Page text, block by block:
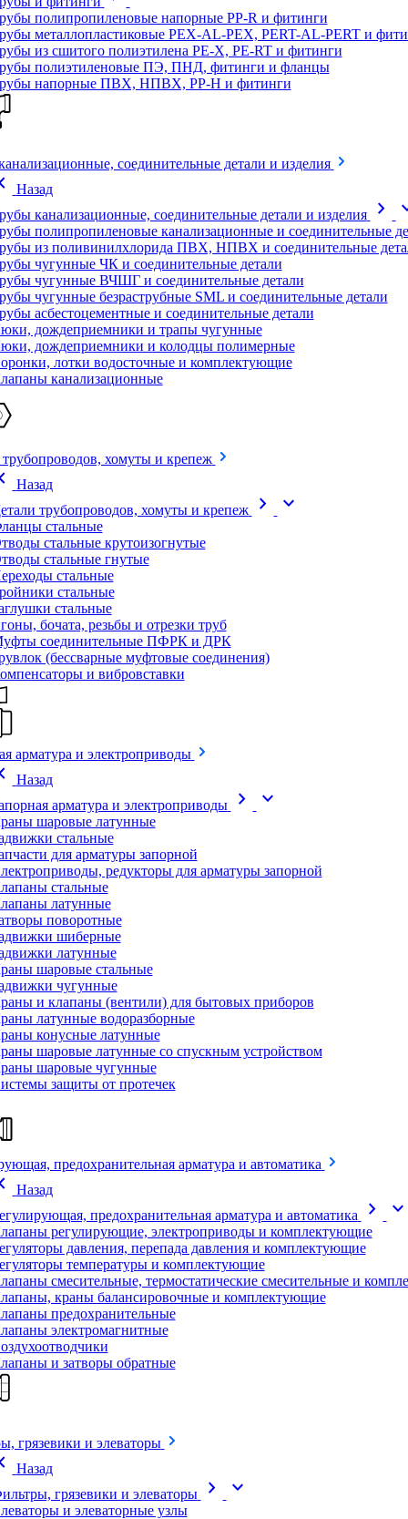
полипропиленовые напорные PP-R и фитинги
металлопластиковые PEX-AL-PEX, PERT-AL-PERT и
из сшитого полиэтилена PE-X, PE-RT и фитинги
полиэтиленовые ПЭ, ПНД, фитинги и фланцы
напорные ПВХ, НПВХ, PP-H и фитинги
соединительные детали и изделия
Назад
канализационные, соединительные детали и изделия
chevron_right
полипропиленовые канализационные и соединительные
из поливинилхлорида ПВХ, НПВХ и соединительные
чугунные ЧК и соединительные детали
чугунные ВЧШГ и соединительные детали
чугунные безраструбные SML и соединительные детали
асбестоцементные и соединительные детали
дождеприемники и трапы чугунные
дождеприемники и колодцы полимерные
лотки водосточные и комплектующие
канализационные
трубопроводов, хомуты и крепеж
Назад
трубопроводов, хомуты и крепеж
chevron_right expand_more
стальные
стальные крутоизогнутые
стальные гнутые
стальные
стальные
стальные
бочата, резьбы и отрезки труб
соединительные ПФРК и ДРК
(бессварные муфтовые соединения)
и вибровставки
арматура и электроприводы
Назад
арматура и электроприводы
chevron_right expand_more
шаровые латунные
стальные
для арматуры запорной
редукторы для арматуры запорной
стальные
латунные
поворотные
шиберные
латунные
шаровые стальные
чугунные
и клапаны (вентили) для бытовых приборов
латунные водоразборные
конусные латунные
шаровые латунные со спускным устройством
шаровые чугунные
защиты от протечек
предохранительная арматура и автоматика
Назад
предохранительная арматура и автоматика
chevron_right expand_more
регулирующие, электроприводы и комплектующие
давления, перепада давления и комплектующие
температуры и комплектующие
смесительные, термостатические смесительные и
краны балансировочные и комплектующие
предохранительные
электромагнитные
и затворы обратные
грязевики и элеваторы
Назад
грязевики и элеваторы
chevron_right expand_more
и элеваторные узлы